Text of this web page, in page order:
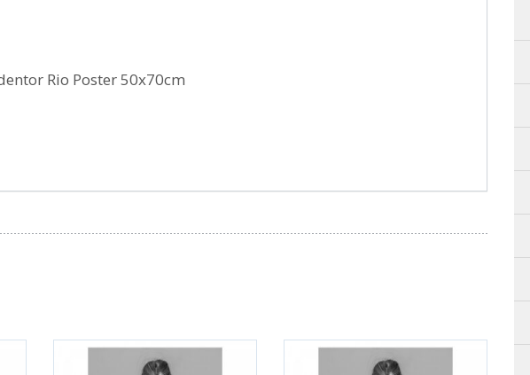
Rio Poster 50x70cm